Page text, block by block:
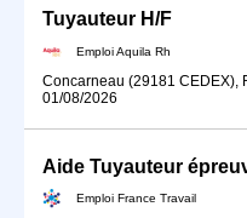
Tuyauteur H/F
Emploi Aquila Rh
Concarneau (29181 CEDEX),
01/08/2026
Emploi France Travail